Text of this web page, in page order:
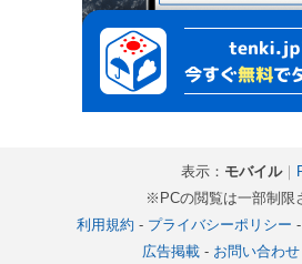
表示： モバイル｜
※PCの閲覧は一部制限
利用規約 - プライバシーポリシー -
広告掲載- お問い合わせ